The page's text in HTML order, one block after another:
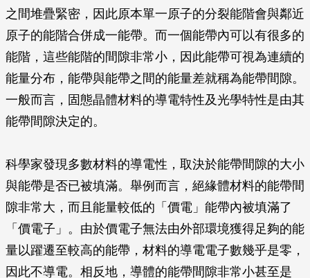
之間堆疊緊密，因此原本單一原子的分裂能階會與鄰近
原子的能階合併成一能帶。而一個能帶內可以有很多的
能階，這些能階的間隙非常小，因此能帶可視為連續的
能量分布，能帶與能帶之間的能量差就稱為能帶間隙。
一般而言，固態晶體材料的導電特性及光學特性是由其
能帶間隙決定的。
科學家發現多數材料的導電性，取決於能帶間隙的大小
與能帶是否已被填滿。舉例而言，絕緣體材料的能帶間
隙非常大，而且能量較低的「價電」能帶內被填滿了
「價電子」。由於價電子無法由外部環境獲得足夠的能
量以躍遷至較高的能帶，材料的導電電子數幾乎是零，
因此不導電。相反地，導體的能帶間隙非常小甚至是